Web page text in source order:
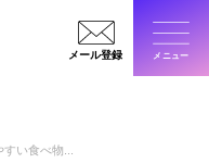
メール登録 メニュー
い食べ物...